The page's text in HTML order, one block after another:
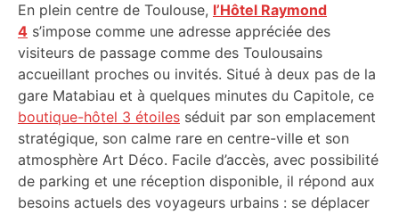
En plein centre de Toulouse, l’Hôtel Raymond
4 s’impose comme une adresse appréciée des
visiteurs de passage comme des Toulousains
accueillant proches ou invités. Situé à deux pas de la
gare Matabiau et à quelques minutes du Capitole, ce
boutique-hôtel 3 étoiles séduit par son emplacement
stratégique, son calme rare en centre-ville et son
atmosphère Art Déco. Facile d’accès, avec possibilité
de parking et une réception disponible, il répond aux
besoins actuels des voyageurs urbains : se déplacer